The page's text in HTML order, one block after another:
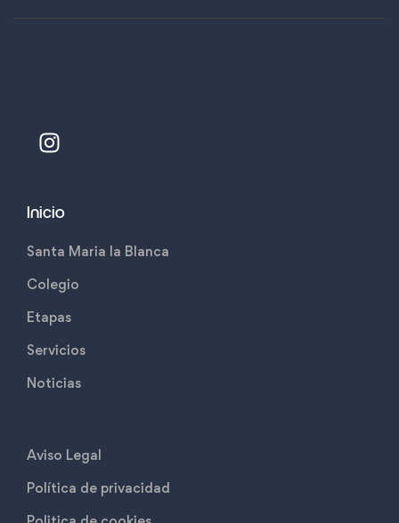
Inicio
Santa Maria la Blanca
Colegio
Etapas
Servicios
Noticias
Aviso Legal
Política de privacidad